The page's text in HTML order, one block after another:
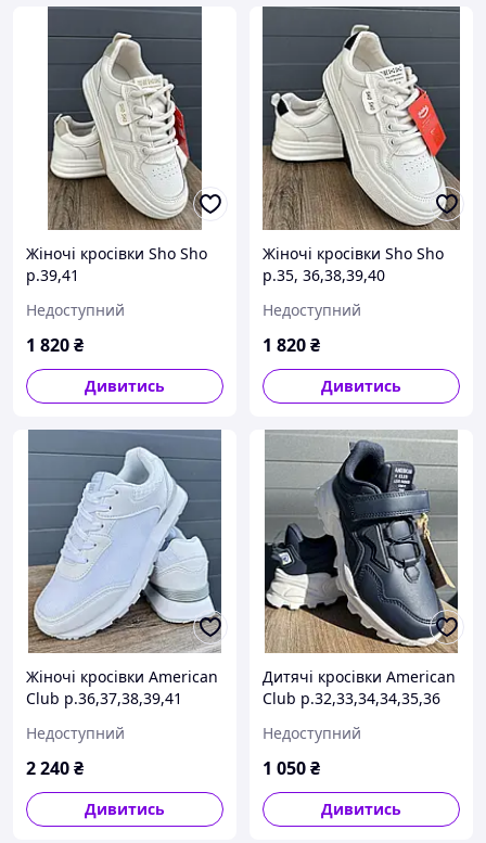
Жіночі кросівки Sho Sho
р.39,41
Недоступний
1 820₴
Дивитись
Жіночі кросівки Sho Sho
р.35, 36,38,39,40
Недоступний
1 820₴
Дивитись
Жіночі кросівки American
Club р.36,37,38,39,41
Недоступний
2 240₴
Дивитись
Дитячі кросівки American
Club р.32,33,34,34,35,36
Недоступний
1 050₴
Дивитись